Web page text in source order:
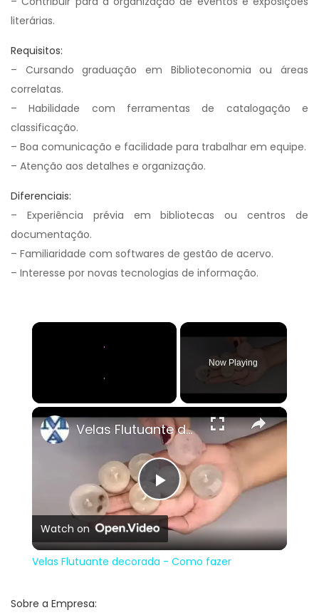
literárias.
Requisitos:
– Cursando graduação em Biblioteconomia ou áreas
correlatas.
– Habilidade com ferramentas de catalogação e
classificação.
– Boa comunicação e facilidade para trabalhar em equipe.
– Atenção aos detalhes e organização.
Diferenciais:
– Experiência prévia em bibliotecas ou centros de
documentação.
– Familiaridade com softwares de gestão de acervo.
– Interesse por novas tecnologias de informação.
×
Now Playing
×
Play
Video
Velas Flutuante decorada - Como fazer
Watch on
Velas Flutuante decorada - Como fazer
Sobre a Empresa: